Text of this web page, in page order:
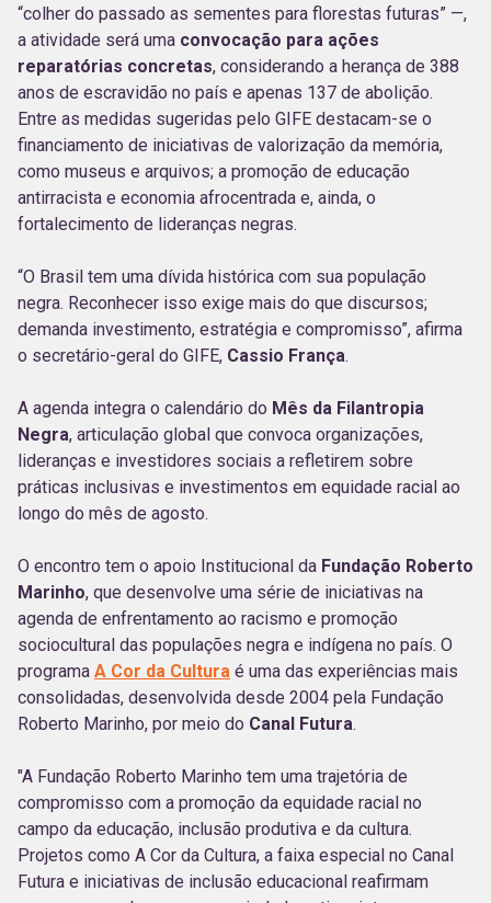
“colher do passado as sementes para florestas futuras” —,
a atividade será uma convocação para ações
reparatórias concretas, considerando a herança de 388
anos de escravidão no país e apenas 137 de abolição.
Entre as medidas sugeridas pelo GIFE destacam-se o
financiamento de iniciativas de valorização da memória,
como museus e arquivos; a promoção de educação
antirracista e economia afrocentrada e, ainda, o
fortalecimento de lideranças negras.
“O Brasil tem uma dívida histórica com sua população
negra. Reconhecer isso exige mais do que discursos;
demanda investimento, estratégia e compromisso”, afirma
o secretário-geral do GIFE, Cassio França.
A agenda integra o calendário do Mês da Filantropia
Negra, articulação global que convoca organizações,
lideranças e investidores sociais a refletirem sobre
práticas inclusivas e investimentos em equidade racial ao
longo do mês de agosto.
O encontro tem o apoio Institucional da Fundação Roberto
Marinho, que desenvolve uma série de iniciativas na
agenda de enfrentamento ao racismo e promoção
sociocultural das populações negra e indígena no país. O
programa A Cor da Cultura é uma das experiências mais
consolidadas, desenvolvida desde 2004 pela Fundação
Roberto Marinho, por meio do Canal Futura.
"A Fundação Roberto Marinho tem uma trajetória de
compromisso com a promoção da equidade racial no
campo da educação, inclusão produtiva e da cultura.
Projetos como A Cor da Cultura, a faixa especial no Canal
Futura e iniciativas de inclusão educacional reafirmam